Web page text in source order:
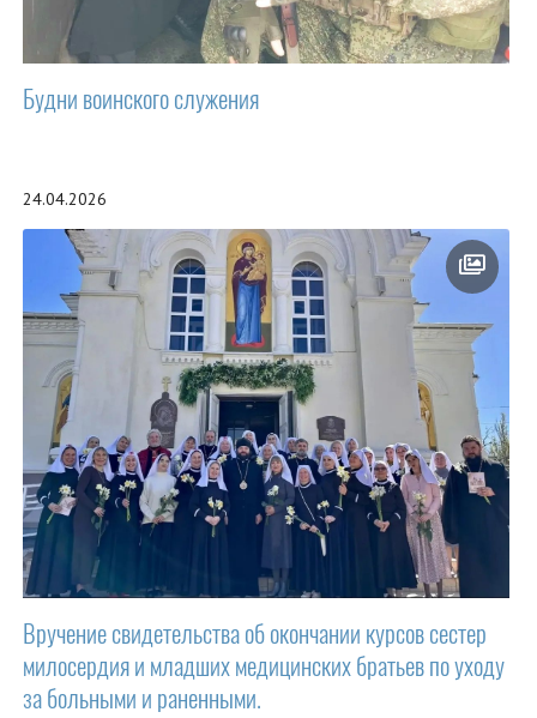
Будни воинского служения
24.04.2026
Вручение свидетельства об окончании курсов сестер
милосердия и младших медицинских братьев по уходу
за больными и раненными.